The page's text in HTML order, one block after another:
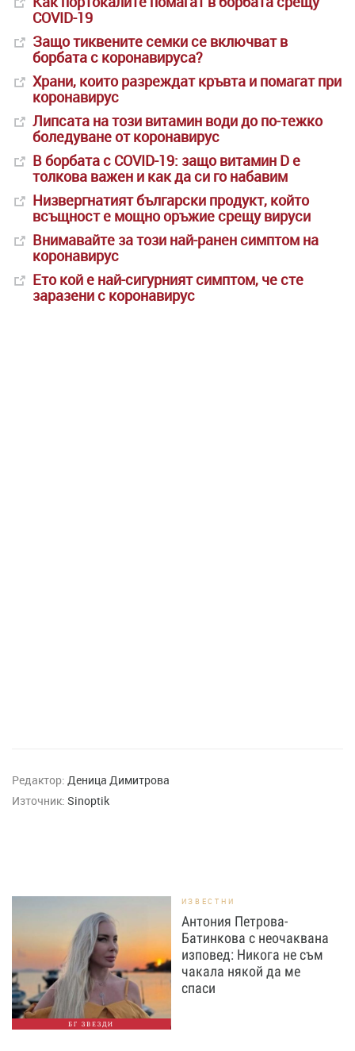
COVID-19
Защо тиквените семки се включват в
борбата с коронавируса?
Храни, които разреждат кръвта и помагат при
коронавирус
Липсата на този витамин води до по-тежко
боледуване от коронавирус
В борбата с COVID-19: защо витамин D е
толкова важен и как да си го набавим
Низвергнатият български продукт, който
всъщност е мощно оръжие срещу вируси
Внимавайте за този най-ранен симптом на
коронавирус
Ето кой е най-сигурният симптом, че сте
заразени с коронавирус
Редактор: Деница Димитрова
Източник: Sinoptik
БГ ЗВЕЗДИ
ИЗВЕСТНИ
Антония Петрова-
Батинкова с неочаквана
изповед: Никога не съм
чакала някой да ме
спаси